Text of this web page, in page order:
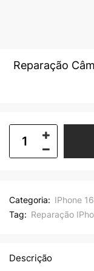
Reparação
Categoria: IPhone
Tag: Reparação
Descrição